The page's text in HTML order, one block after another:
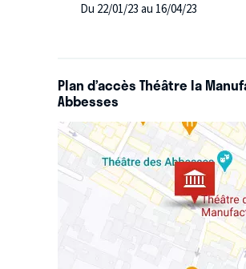
Du 22/01/23 au 16/04/23
Plan d’accès Théâtre la
Abbesses